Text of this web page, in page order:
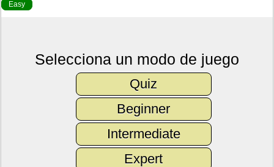
Easy
Selecciona un modo de juego
Quiz
Beginner
Intermediate
Expert